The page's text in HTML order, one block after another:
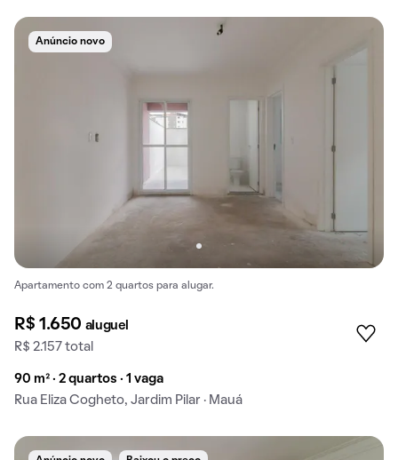
Anúncio novo
Apartamento com 2 quartos para alugar.
R$ 1.650 aluguel
R$ 2.157 total
90 m² · 2 quartos · 1 vaga
Rua Eliza Cogheto, Jardim Pilar · Mauá